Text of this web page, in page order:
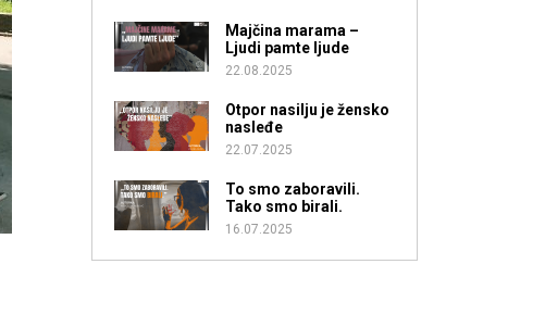
Majčina marama –
Ljudi pamte ljude
22.08.2025
Otpor nasilju je žensko
nasleđe
22.07.2025
To smo zaboravili.
Tako smo birali.
16.07.2025